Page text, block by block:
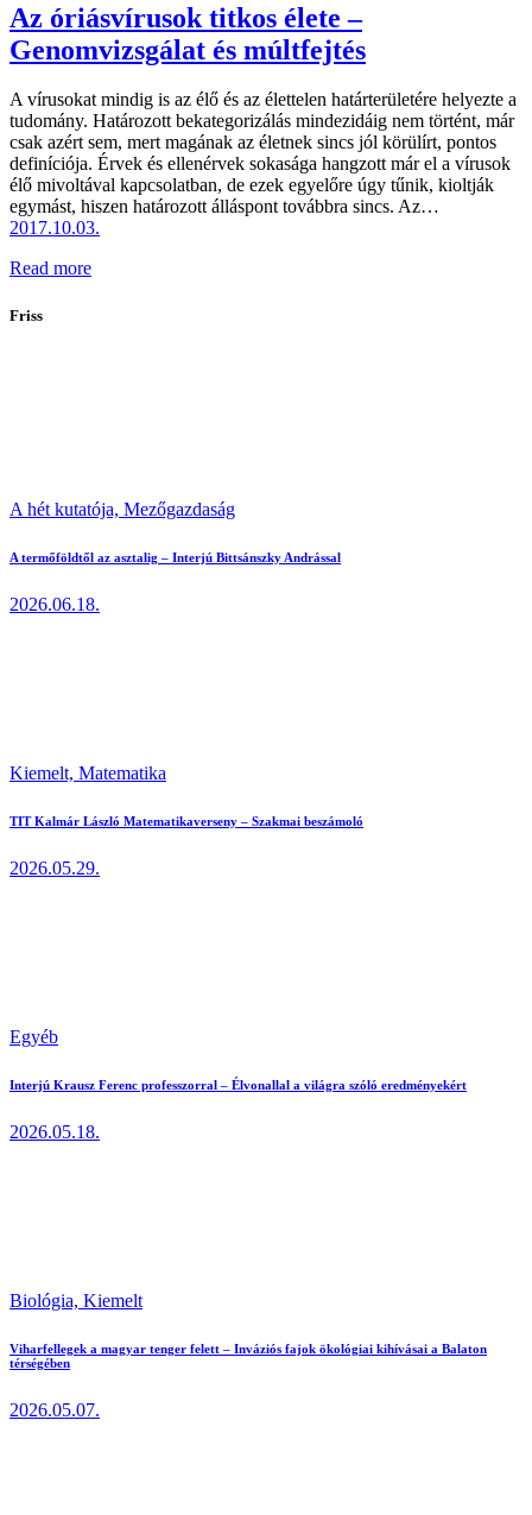
Az óriásvírusok titkos élete –
Genomvizsgálat és múltfejtés
A vírusokat mindig is az élő és az élettelen határterületére helyezte a
tudomány. Határozott bekategorizálás mindezidáig nem történt, már
csak azért sem, mert magának az életnek sincs jól körülírt, pontos
definíciója. Érvek és ellenérvek sokasága hangzott már el a vírusok
élő mivoltával kapcsolatban, de ezek egyelőre úgy tűnik, kioltják
egymást, hiszen határozott álláspont továbbra sincs. Az…
2017.10.03.
Read more
Friss
A hét kutatója, Mezőgazdaság
A termőföldtől az asztalig – Interjú Bittsánszky Andrással
2026.06.18.
Kiemelt, Matematika
TIT Kalmár László Matematikaverseny – Szakmai beszámoló
2026.05.29.
Egyéb
Interjú Krausz Ferenc professzorral – Élvonallal a világra szóló eredményekért
2026.05.18.
Biológia, Kiemelt
Viharfellegek a magyar tenger felett – Inváziós fajok ökológiai kihívásai a Balaton
térségében
2026.05.07.